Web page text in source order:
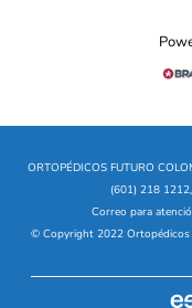
ORTOPÉDICOS FUTURO
(601) 218 1212
Correo para
© Copyright 2022 Ortopédicos